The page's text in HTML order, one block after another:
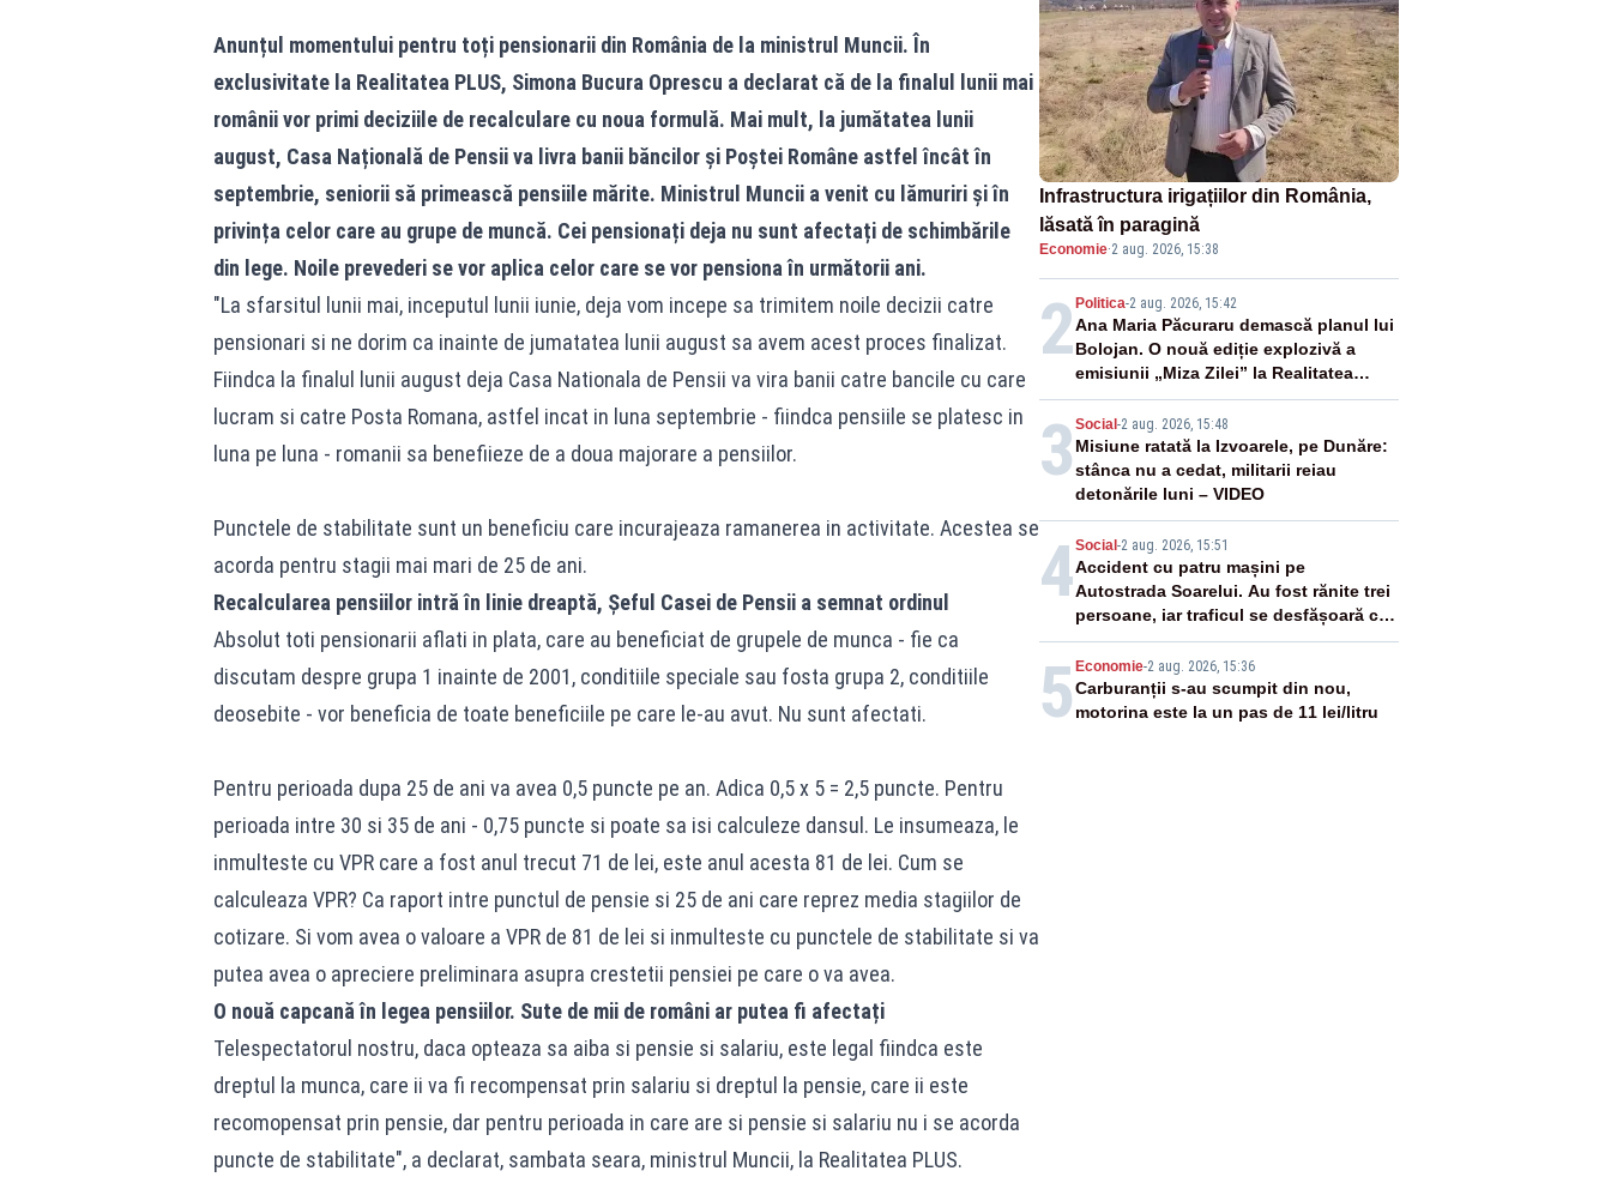
Anunțul momentului pentru toți pensionarii din România de la ministrul Muncii. În
exclusivitate la Realitatea PLUS, Simona Bucura Oprescu a declarat că de la finalul lunii mai
românii vor primi deciziile de recalculare cu noua formulă. Mai mult, la jumătatea lunii
august, Casa Națională de Pensii va livra banii băncilor și Poștei Române astfel încât în
septembrie, seniorii să primească pensiile mărite. Ministrul Muncii a venit cu lămuriri și în
privința celor care au grupe de muncă. Cei pensionați deja nu sunt afectați de schimbările
din lege. Noile prevederi se vor aplica celor care se vor pensiona în următorii ani.
"La sfarsitul lunii mai, inceputul lunii iunie, deja vom incepe sa trimitem noile decizii catre
pensionari si ne dorim ca inainte de jumatatea lunii august sa avem acest proces finalizat.
Fiindca la finalul lunii august deja Casa Nationala de Pensii va vira banii catre bancile cu care
lucram si catre Posta Romana, astfel incat in luna septembrie - fiindca pensiile se platesc in
luna pe luna - romanii sa benefiieze de a doua majorare a pensiilor.
Punctele de stabilitate sunt un beneficiu care incurajeaza ramanerea in activitate. Acestea se
acorda pentru stagii mai mari de 25 de ani.
Recalcularea pensiilor intră în linie dreaptă, Șeful Casei de Pensii a semnat ordinul
Absolut toti pensionarii aflati in plata, care au beneficiat de grupele de munca - fie ca
discutam despre grupa 1 inainte de 2001, conditiile speciale sau fosta grupa 2, conditiile
deosebite - vor beneficia de toate beneficiile pe care le-au avut. Nu sunt afectati.
Pentru perioada dupa 25 de ani va avea 0,5 puncte pe an. Adica 0,5 x 5 = 2,5 puncte. Pentru
perioada intre 30 si 35 de ani - 0,75 puncte si poate sa isi calculeze dansul. Le insumeaza, le
inmulteste cu VPR care a fost anul trecut 71 de lei, este anul acesta 81 de lei. Cum se
calculeaza VPR? Ca raport intre punctul de pensie si 25 de ani care reprez media stagiilor de
cotizare. Si vom avea o valoare a VPR de 81 de lei si inmulteste cu punctele de stabilitate si va
putea avea o apreciere preliminara asupra crestetii pensiei pe care o va avea.
O nouă capcană în legea pensiilor. Sute de mii de români ar putea fi afectați
Telespectatorul nostru, daca opteaza sa aiba si pensie si salariu, este legal fiindca este
dreptul la munca, care ii va fi recompensat prin salariu si dreptul la pensie, care ii este
recomopensat prin pensie, dar pentru perioada in care are si pensie si salariu nu i se acorda
puncte de stabilitate", a declarat, sambata seara, ministrul Muncii, la Realitatea PLUS.
Infrastructura irigațiilor din România,
lăsată în paragină
Economie·2 aug. 2026, 15:38
2 Politica-2 aug. 2026, 15:42
Ana Maria Păcuraru demască planul lui
Bolojan. O nouă ediție explozivă a
emisiunii „Miza Zilei” la Realitatea
PLUS
3 Social -2 aug. 2026, 15:48
Misiune ratată la Izvoarele, pe Dunăre:
stânca nu a cedat, militarii reiau
detonările luni – VIDEO
4Social -2 aug. 2026, 15:51
Accident cu patru mașini pe
Autostrada Soarelui. Au fost rănite trei
persoane, iar traficul se desfășoară cu
dificultate
5 Economie-2 aug. 2026, 15:36
Carburanții s-au scumpit din nou,
motorina este la un pas de 11 lei/litru